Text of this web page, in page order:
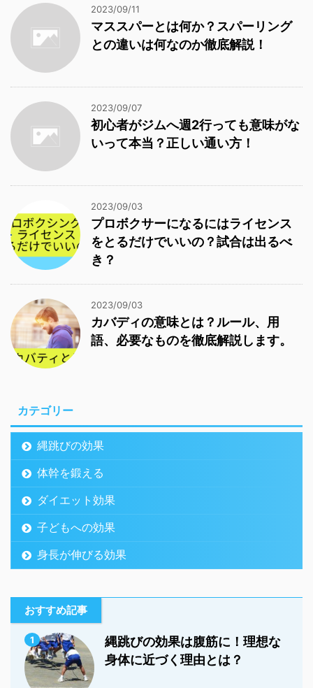
2023/09/11
マススパーとは何か？スパーリング
との違いは何なのか徹底解説！
2023/09/07
初心者がジムへ週2行っても意味がな
いって本当？正しい通い方！
2023/09/03
プロボクサーになるにはライセンス
をとるだけでいいの？試合は出るべ
き？
2023/09/03
カバディの意味とは？ルール、用
語、必要なものを徹底解説します。
カテゴリー
縄跳びの効果
体幹を鍛える
ダイエット効果
子どもへの効果
身長が伸びる効果
おすすめ記事
1
縄跳びの効果は腹筋に！理想な
身体に近づく理由とは？